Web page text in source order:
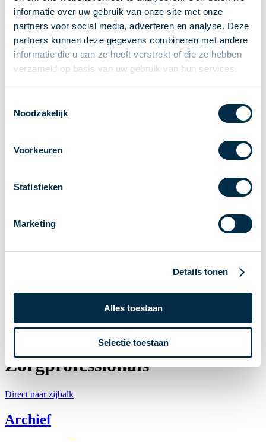
informatie over uw gebruik van onze site met onze
partners voor social media, adverteren en analyse. Deze
partners kunnen deze gegevens combineren met andere
informatie die u aan ze heeft verstrekt of die ze hebben
verzameld op basis van uw gebruik van hun services.
Noodzakelijk
Voorkeuren
Statistieken
Marketing
Details tonen
Alles toestaan
Selectie toestaan
Stakeholderforum
Lidmaatschap
Deelnemers in het betalingsverkeer
MOB
NPFF
Nederlands
Webinar Geldezels voor Zorgprofessionals
Webinar Geldezels voor
Zorgprofessionals
Direct naar zijbalk
Archief